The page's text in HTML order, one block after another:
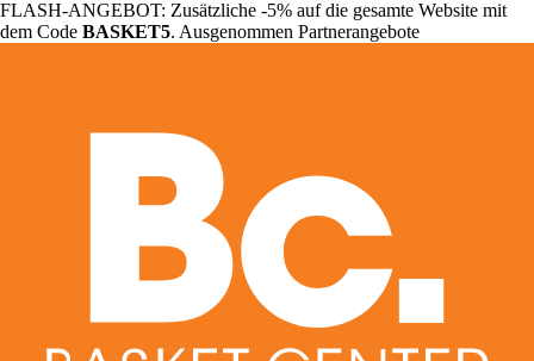
FLASH-ANGEBOT: Zusätzliche -5% auf die gesamte Website mit
dem Code BASKET5. Ausgenommen Partnerangebote